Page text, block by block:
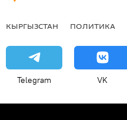
КЫРГЫЗСТАН ПОЛИТИКА
Telegram VK